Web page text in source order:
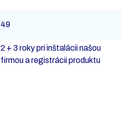
49
2 + 3 roky pri inštalácii našou
firmou a registrácii produktu